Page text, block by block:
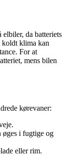
da batteriets
koldt klima kan
For at
mens bilen
kørevaner:
øges i fugtige og
eller rim.